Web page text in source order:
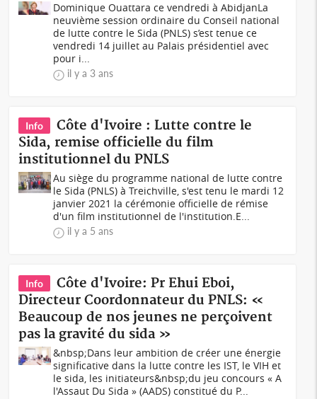
Dominique Ouattara ce vendredi à AbidjanLa
neuvième session ordinaire du Conseil national
de lutte contre le Sida (PNLS) s’est tenue ce
vendredi 14 juillet au Palais présidentiel avec
pour i...
il y a 3 ans
Info
Côte d'Ivoire : Lutte contre le
Sida, remise officielle du film
institutionnel du PNLS
Au siège du programme national de lutte contre
le Sida (PNLS) à Treichville, s'est tenu le mardi 12
janvier 2021 la cérémonie officielle de rémise
d'un film institutionnel de l'institution.E...
il y a 5 ans
Info
Côte d'Ivoire: Pr Ehui Eboi,
Directeur Coordonnateur du PNLS: «
Beaucoup de nos jeunes ne perçoivent
pas la gravité du sida »
&nbsp;Dans leur ambition de créer une énergie
significative dans la lutte contre les IST, le VIH et
le sida, les initiateurs&nbsp;du jeu concours « A
l'Assaut Du Sida » (AADS) constitué du P...